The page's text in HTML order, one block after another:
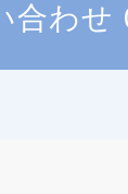
合わせ